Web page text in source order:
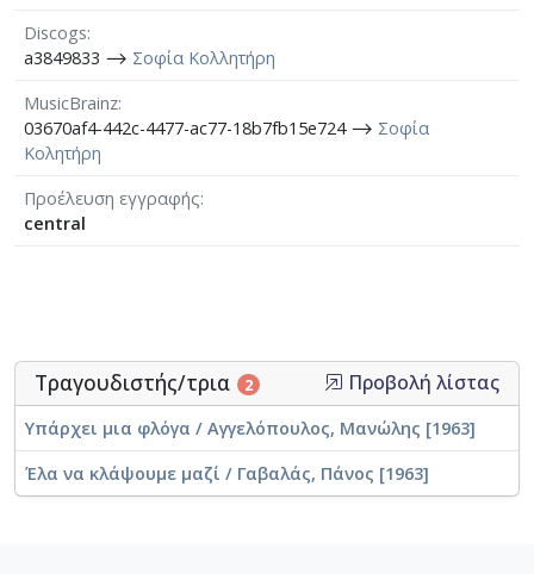
Discogs
a3849833 ⟶ Σοφία Κολλητήρη
MusicBrainz
03670af4-442c-4477-ac77-18b7fb15e724 ⟶ Σοφία
Κολητήρη
Προέλευση εγγραφής
central
Τραγουδιστής/τρια 2 Προβολή λίστας
Υπάρχει μια φλόγα / Αγγελόπουλος, Μανώλης [1963]
Έλα να κλάψουμε μαζί / Γαβαλάς, Πάνος [1963]